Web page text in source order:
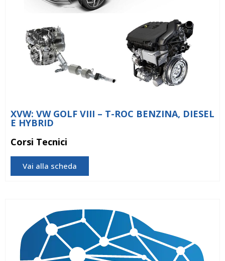
XVW: VW GOLF VIII – T-ROC BENZINA, DIESEL
E HYBRID
Corsi Tecnici
Vai alla scheda